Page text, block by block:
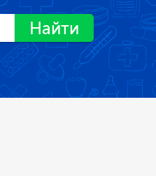
Найти